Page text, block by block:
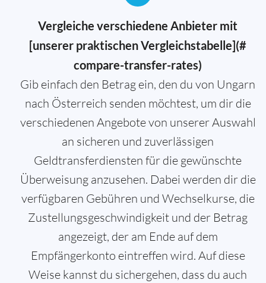
Vergleiche verschiedene Anbieter mit
[unserer praktischen Vergleichstabelle](#
compare-transfer-rates)
Gib einfach den Betrag ein, den du von Ungarn
nach Österreich senden möchtest, um dir die
verschiedenen Angebote von unserer Auswahl
an sicheren und zuverlässigen
Geldtransferdiensten für die gewünschte
Überweisung anzusehen. Dabei werden dir die
verfügbaren Gebühren und Wechselkurse, die
Zustellungsgeschwindigkeit und der Betrag
angezeigt, der am Ende auf dem
Empfängerkonto eintreffen wird. Auf diese
Weise kannst du sichergehen, dass du auch